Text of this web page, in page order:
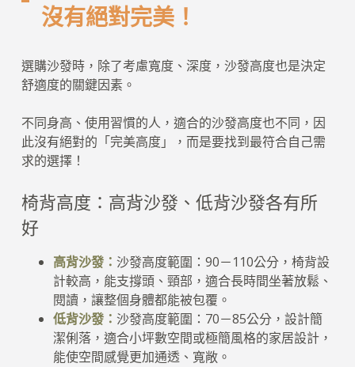
沒有絕對完美！
選購沙發時，除了考慮寬度、深度，沙發高度也是決定
舒適度的關鍵因素。
不同身高、使用習慣的人，適合的沙發高度也不同，因
此沒有絕對的「完美高度」，而是要找到最符合自己需
求的選擇！
椅背高度：高背沙發、低背沙發各有所
好
高背沙發： 沙發高度範圍：90－110公分，椅背設
計較高，能支撐頭、頸部，適合長時間坐著放鬆、
閱讀，讓整個身體都能被包覆。
低背沙發： 沙發高度範圍：70－85公分，設計簡
潔俐落，適合小坪數空間或極簡風格的家居設計，
能使空間感覺更加通透、寬敞。